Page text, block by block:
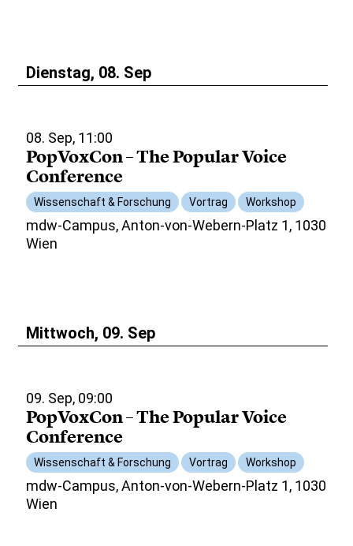
Dienstag, 08. Sep
08. Sep, 11:00
PopVoxCon – The Popular Voice
Conference
Wissenschaft & Forschung Vortrag Workshop
mdw-Campus, Anton-von-Webern-Platz 1, 1030
Wien
Mittwoch, 09. Sep
09. Sep, 09:00
PopVoxCon – The Popular Voice
Conference
Wissenschaft & Forschung Vortrag Workshop
mdw-Campus, Anton-von-Webern-Platz 1, 1030
Wien